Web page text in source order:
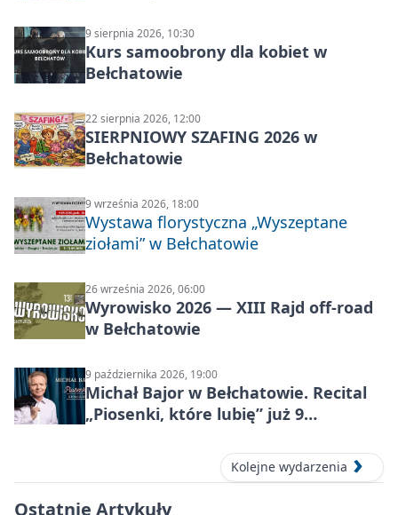
9 sierpnia 2026, 10:30
Kurs samoobrony dla kobiet w
Bełchatowie
22 sierpnia 2026, 12:00
SIERPNIOWY SZAFING 2026 w
Bełchatowie
9 września 2026, 18:00
Wystawa florystyczna „Wyszeptane
ziołami” w Bełchatowie
26 września 2026, 06:00
Wyrowisko 2026 — XIII Rajd off‑road
w Bełchatowie
9 października 2026, 19:00
Michał Bajor w Bełchatowie. Recital
„Piosenki, które lubię” już 9
Kolejne wydarzenia
Ostatnie Artykuły